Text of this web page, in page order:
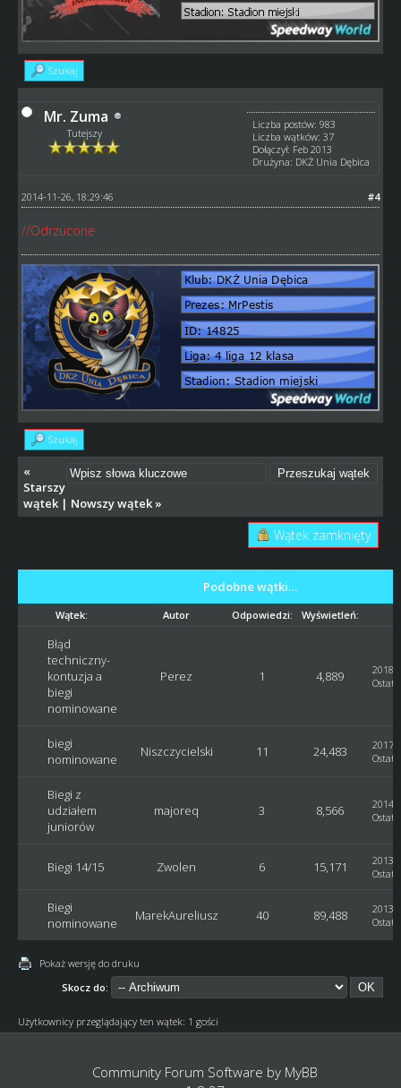
Szukaj
Mr. Zuma
Tutejszy
Liczba postów: 983
Liczba wątków: 37
Dołączył: Feb 2013
Drużyna: DKŻ Unia Dębica
#4
2014-11-26, 18:29:46
//Odrzucone
Szukaj
«
Starszy
wątek| Nowszy wątek»
Wątek zamknięty
Podobne wątki…
Wątek: Autor Odpowiedzi: Wyświetleń:
Błąd
techniczny-
kontuzja a
biegi
nominowane
Perez 1 4,889
2018-
biegi
nominowane
Niszczycielski 11 24,483
2017-
Biegi z
udziałem
juniorów
majoreq 3 8,566
2014-
Biegi 14/15 Zwolen 6 15,171
2013-
Biegi
nominowane
MarekAureliusz 40 89,488
2013-
Pokaż wersję do druku
Skocz do:
Użytkownicy przeglądający ten wątek: 1 gości
Community Forum Software by MyBB